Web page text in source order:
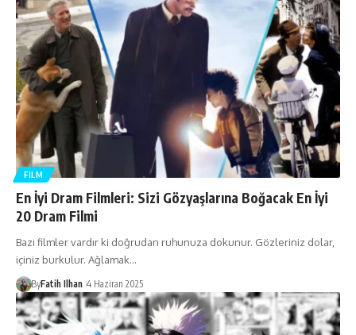
FILM
En İyi Dram Filmleri: Sizi Gözyaşlarına Boğacak En İyi
20 Dram Filmi
Bazı filmler vardır ki doğrudan ruhunuza dokunur. Gözleriniz dolar,
içiniz burkulur. Ağlamak…
ByFatih Ilhan 4 Haziran 2025